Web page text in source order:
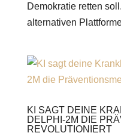
Demokratie retten
alternativen
KI SAGT DEINE
DELPHI-2M DIE
REVOLUTIONIERT